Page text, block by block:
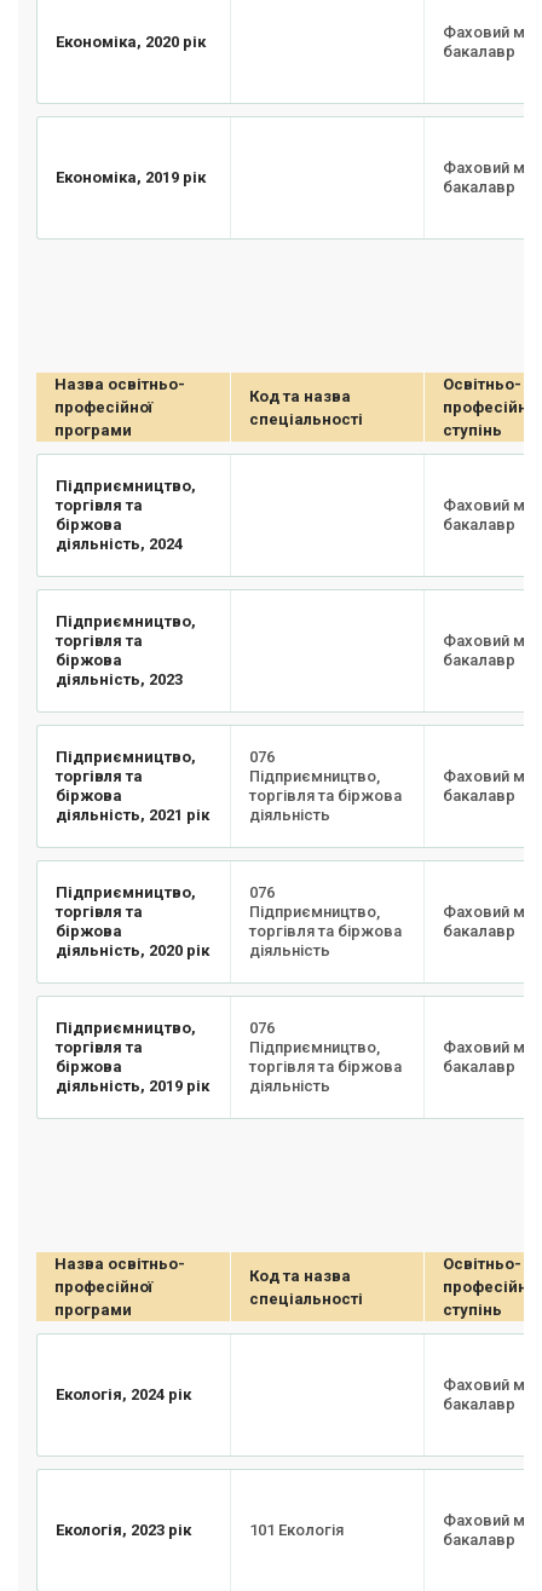
Економіка, 2020 рік
Фаховий
бакалавр
Економіка, 2019 рік
Фаховий
бакалавр
Назва освітньо-
професійної
програми
Код та назва
спеціальності
Освітньо-
ступінь
Підприємництво,
торгівля та
біржова
діяльність, 2024
Фаховий
бакалавр
Підприємництво,
торгівля та
біржова
діяльність, 2023
Фаховий
бакалавр
Підприємництво,
торгівля та
біржова
діяльність, 2021 рік
076
Підприємництво,
торгівля та біржова
діяльність
Фаховий
бакалавр
Підприємництво,
торгівля та
біржова
діяльність, 2020 рік
076
Підприємництво,
торгівля та біржова
діяльність
Фаховий
бакалавр
Підприємництво,
торгівля та
біржова
діяльність, 2019 рік
076
Підприємництво,
торгівля та біржова
діяльність
Фаховий
бакалавр
Назва освітньо-
професійної
програми
Код та назва
спеціальності
Освітньо-
ступінь
Екологія, 2024 рік
Фаховий
бакалавр
Екологія, 2023 рік 101 Екологія
Фаховий
бакалавр